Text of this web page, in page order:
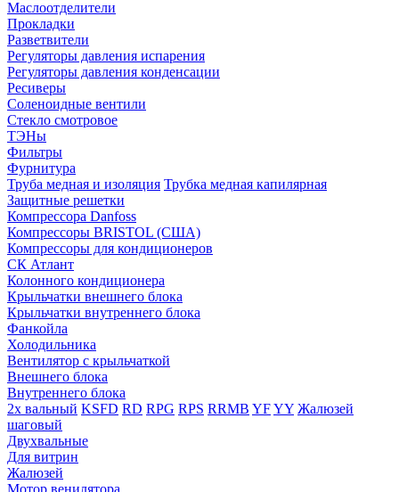
Маслоотделители
Прокладки
Разветвители
Регуляторы давления испарения
Регуляторы давления конденсации
Ресиверы
Соленоидные вентили
Стекло смотровое
ТЭНы
Фильтры
Фурнитура
Труба медная и изоляция Трубка медная капилярная
Защитные решетки
Компрессора Danfoss
Компрессоры BRISTOL (США)
Компрессоры для кондиционеров
СК Атлант
Колонного кондиционера
Крыльчатки внешнего блока
Крыльчатки внутреннего блока
Фанкойла
Холодильника
Вентилятор с крыльчаткой
Внешнего блока
Внутреннего блока
2х вальный KSFD RD RPG RPS RRMB YFYY Жалюзей
шаговый
Двухвальные
Для витрин
Жалюзей
Мотор венилятора